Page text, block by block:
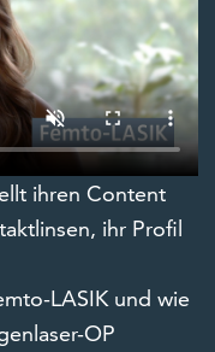
ihren Content
ihr Profil
LASIK und wie
OP